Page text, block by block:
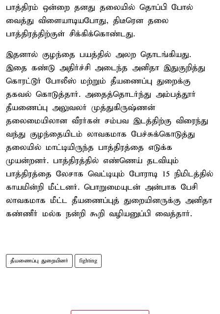
பாத்திரம் ஒன்றை தனது தலையில் தொப்பி போல்
வைத்து விளையாடியபோது, திடீரென தலை
பாத்திரத்திற்குள் சிக்கிக்கொண்டது.
இதனால் குழந்தை பயத்தில் அலற தொடங்கியது.
இதை கண்டு அதிர்ச்சி அடைந்த அனிதா இதுகுறித்து
கொரட்டூர் போலீஸ் மற்றும் தீயணைப்பு துறைக்கு
தகவல் கொடுத்தார். அதைத்தொடர்ந்து அம்பத்தூர்
தீயணைப்பு அலுவலர் முத்துகிருஷ்ணன்
தலைமையிலான வீரர்கள் சம்பவ இடத்திற்கு விரைந்து
வந்து குழந்தையிடம் லாவகமாக பேச்சுக்கொடுத்து
தலையில் மாட்டியிருந்த பாத்திரத்தை எடுக்க
முயன்றனர். பாத்திரத்தில் எண்ணெய் தடவியும்
பாத்திரத்தை லேசாக வெட்டியும் போராடி 15 நிமிடத்தில்
காயமின்றி மீட்டனர். பொறுமையுடன் அன்பாக பேசி
லாவகமாக மீட்ட தீயணைப்புத் துறையினருக்கு அனிதா
கண்ணீர் மல்க நன்றி கூறி வழியனுப்பி வைத்தார்.
தீயணைப்பு துறையினர் fighting